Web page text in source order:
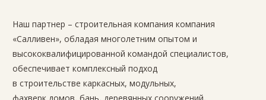
Наш партнер – строительная компания компания
«Салливен», обладая многолетним опытом и
высококвалифицированной командой специалистов,
обеспечивает комплексный подход
в строительстве каркасных, модульных,